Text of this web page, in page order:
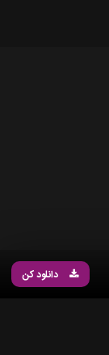
دانلود کن